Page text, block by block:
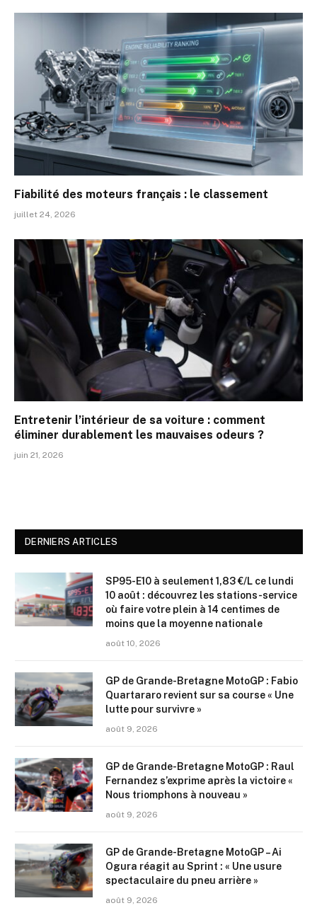
Fiabilité des moteurs français : le classement
juillet 24, 2026
Entretenir l’intérieur de sa voiture : comment
éliminer durablement les mauvaises odeurs ?
juin 21, 2026
DERNIERS ARTICLES
SP95-E10 à seulement 1,83 €/L ce lundi
10 août : découvrez les stations-service
où faire votre plein à 14 centimes de
moins que la moyenne nationale
août 10, 2026
GP de Grande-Bretagne MotoGP : Fabio
Quartararo revient sur sa course « Une
lutte pour survivre »
août 9, 2026
GP de Grande-Bretagne MotoGP : Raul
Fernandez s’exprime après la victoire «
Nous triomphons à nouveau »
août 9, 2026
GP de Grande-Bretagne MotoGP – Ai
Ogura réagit au Sprint : « Une usure
spectaculaire du pneu arrière »
août 9, 2026